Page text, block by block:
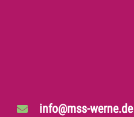
info@mss-werne.de